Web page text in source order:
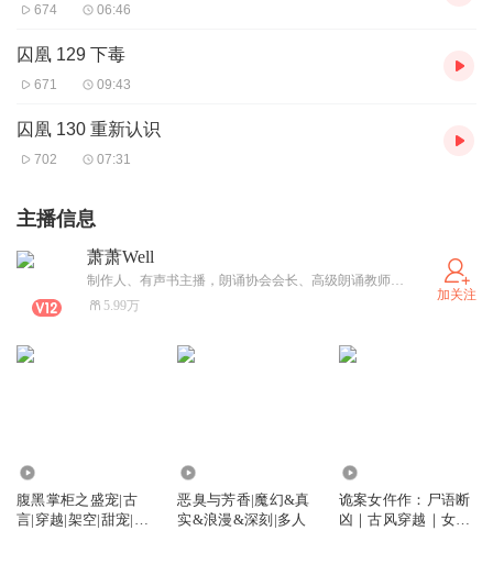
674 06:46
囚凰 129 下毒
671 09:43
囚凰 130 重新认识
702 07:31
主播信息
萧萧Well
制作人、有声书主播，朗诵协会会长、高级朗诵教师，国家二级心理咨询师，家庭教育指导师。用声音演绎角色，用专业传递情绪。订阅我，沉浸听见更丰富的世界。
5.99万
加关注
腹黑掌柜之盛宠|古
言|穿越|架空|甜宠|多
恶臭与芳香|魔幻&真
实&浪漫&深刻|多人
诡案女仵作：尸语断
凶｜古风穿越｜女仵